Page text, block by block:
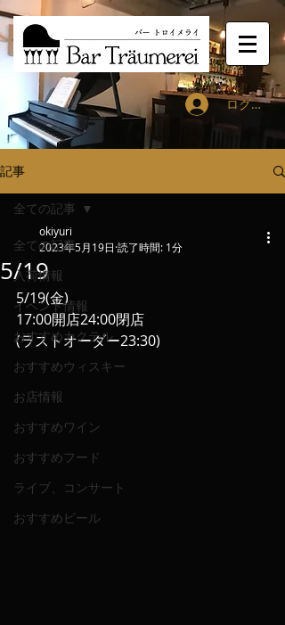
ログイン
記事
全ての記事
入荷情報
イベント情報
おすすめカクテル
おすすめウィスキー
お店情報
おすすめワイン
おすすめフード
ライブ、コンサート
おすすめビール
全ての記事
5/19
okiyuri
2023年5月19日 読了時間: 1分
5/19(金)
17:00開店24:00閉店
(ラストオーダー23:30)